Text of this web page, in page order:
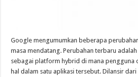
Google mengumumkan beberapa
masa mendatang. Perubahan terbaru
sebagai platform hybrid di mana pengguna
hal dalam satu aplikasi tersebut. Dilansir